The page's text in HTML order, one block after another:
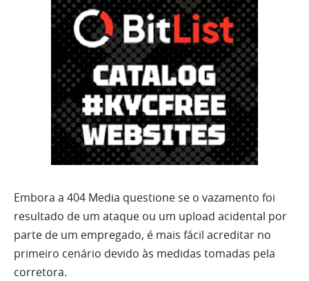
Embora a 404 Media questione se o vazamento foi
resultado de um ataque ou um upload acidental por
parte de um empregado, é mais fácil acreditar no
primeiro cenário devido às medidas tomadas pela
corretora.